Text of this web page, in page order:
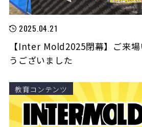
2025.04.21
【Inter Mold2025閉幕】ご来
うございました
教育コンテンツ